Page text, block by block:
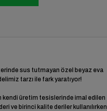
sus tutmayan özel beyaz eva
tarzı ile fark yaratıyor!
kendi üretim tesislerinde imal edilen
ve birinci kalite deriler kullanılırken,